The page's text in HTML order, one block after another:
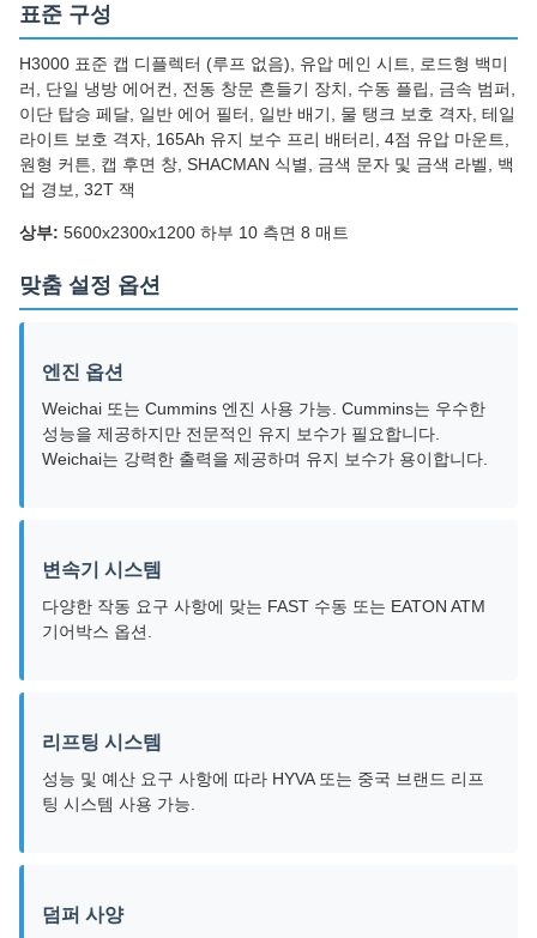
표준 구성
H3000 표준 캡 디플렉터 (루프 없음), 유압 메인 시트, 로드형 백미
러, 단일 냉방 에어컨, 전동 창문 흔들기 장치, 수동 플립, 금속 범퍼,
이단 탑승 페달, 일반 에어 필터, 일반 배기, 물 탱크 보호 격자, 테일
라이트 보호 격자, 165Ah 유지 보수 프리 배터리, 4점 유압 마운트,
원형 커튼, 캡 후면 창, SHACMAN 식별, 금색 문자 및 금색 라벨, 백
업 경보, 32T 잭
상부: 5600x2300x1200 하부 10 측면 8 매트
맞춤 설정 옵션
엔진 옵션
Weichai 또는 Cummins 엔진 사용 가능. Cummins는 우수한
성능을 제공하지만 전문적인 유지 보수가 필요합니다.
Weichai는 강력한 출력을 제공하며 유지 보수가 용이합니다.
변속기 시스템
다양한 작동 요구 사항에 맞는 FAST 수동 또는 EATON ATM
기어박스 옵션.
리프팅 시스템
성능 및 예산 요구 사항에 따라 HYVA 또는 중국 브랜드 리프
팅 시스템 사용 가능.
덤퍼 사양